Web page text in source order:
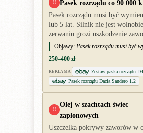
!! Pasek rozrządu co 90 000
Pasek rozrządu musi być
lub 5 lat. Silnik nie jest
zerwaniu grozi uszkodzenie
Objawy: Pasek rozrządu musi być
250–400 zł
REKLAMA
Zestaw paska rozrządu
Pasek rozrządu Dacia Sandero 1.2
!!
Olej w szachtach świec
zapłonowych
Uszczelka pokrywy zaworów w